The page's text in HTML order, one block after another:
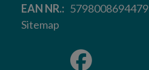
EAN NR.
5798008694479
Sitemap